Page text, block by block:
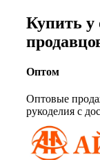
Купить
Оптом
Оптовые
рукоделия с